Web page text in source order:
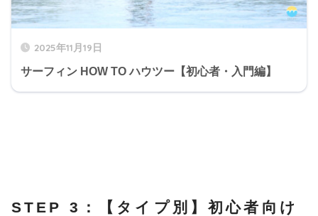
2025年11月19日
サーフィン HOW TO ハウツー【初心者・入門編】
STEP 3：【タイプ別】初心者向け